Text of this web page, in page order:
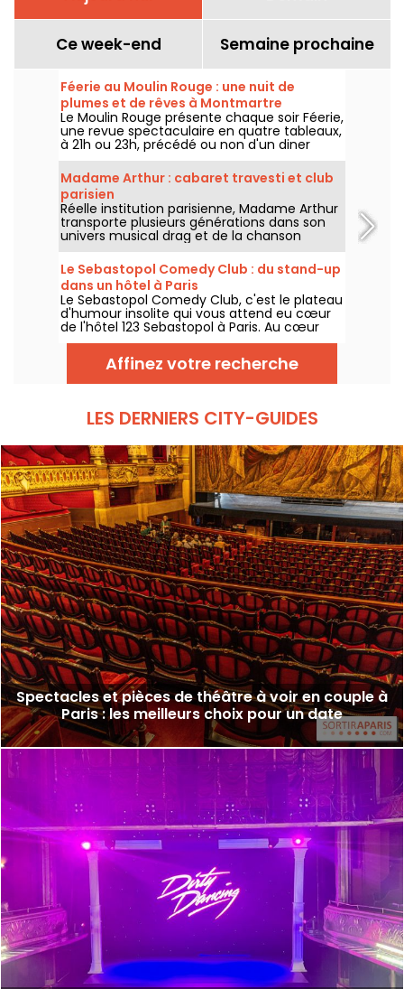
Ce week-end Semaine prochaine
Féerie au Moulin Rouge : une nuit de
plumes et de rêves à Montmartre
Le Moulin Rouge présente chaque soir Féerie,
une revue spectaculaire en quatre tableaux,
à 21h ou 23h, précédé ou non d'un diner
imaginé par leur chef.
Madame Arthur : cabaret travesti et club
parisien
Réelle institution parisienne, Madame Arthur
transporte plusieurs générations dans son
univers musical drag et de la chanson
française !
Le Sebastopol Comedy Club : du stand-up
dans un hôtel à Paris
Le Sebastopol Comedy Club, c'est le plateau
d'humour insolite qui vous attend eu cœur
de l'hôtel 123 Sebastopol à Paris. Au cœur
d'un hôtel, on retrouve chaque week-end
une scène stand-up animée par des artistes
confirmés.Affinez votre recherche
LES DERNIERS CITY-GUIDES
Spectacles et pièces de théâtre à voir en couple à
Paris : les meilleurs choix pour un date